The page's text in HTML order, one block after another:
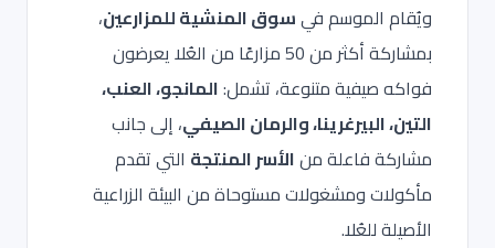
ويُقام الموسم فيسوق المنشية للمزارعين،
بمشاركة أكثر من 50 مزارعًا من العُلا يعرضون
فواكه صيفية متنوعة، تشمل:المانجو، العنب،
التين، البيرغرينا، والرمان الصيفي، إلى جانب
مشاركة فاعلة منالأسر المنتجة التي تقدم
مأكولات ومشغولات مستوحاة من البيئة الزراعية
الأصيلة للعُلا.